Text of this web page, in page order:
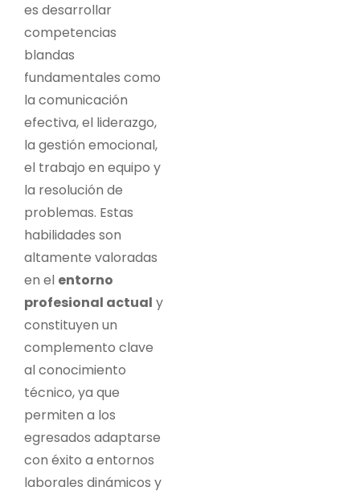
es desarrollar
competencias
blandas
fundamentales como
la comunicación
efectiva, el liderazgo,
la gestión emocional,
el trabajo en equipo y
la resolución de
problemas. Estas
habilidades son
altamente valoradas
en el entorno
profesional actual y
constituyen un
complemento clave
al conocimiento
técnico, ya que
permiten a los
egresados adaptarse
con éxito a entornos
laborales dinámicos y